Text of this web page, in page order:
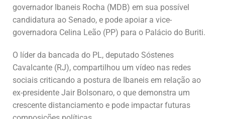
governador Ibaneis Rocha (MDB) em sua possível
candidatura ao Senado, e pode apoiar a vice-
governadora Celina Leão (PP) para o Palácio do Buriti.
O líder da bancada do PL, deputado Sóstenes
Cavalcante (RJ), compartilhou um vídeo nas redes
sociais criticando a postura de Ibaneis em relação ao
ex-presidente Jair Bolsonaro, o que demonstra um
crescente distanciamento e pode impactar futuras